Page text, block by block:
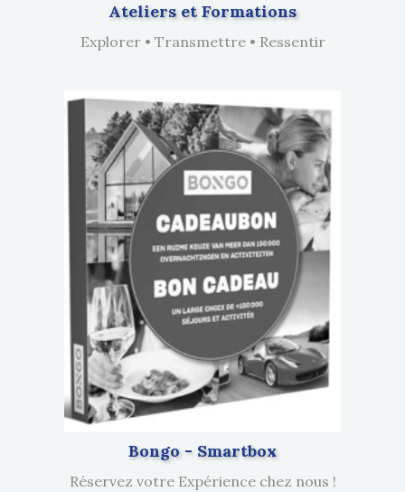
Ateliers et Formations
Explorer • Transmettre • Ressentir
Bongo - Smartbox
Réservez votre Expérience chez nous !